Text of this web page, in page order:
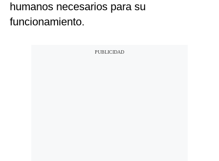
humanos necesarios para su
funcionamiento.